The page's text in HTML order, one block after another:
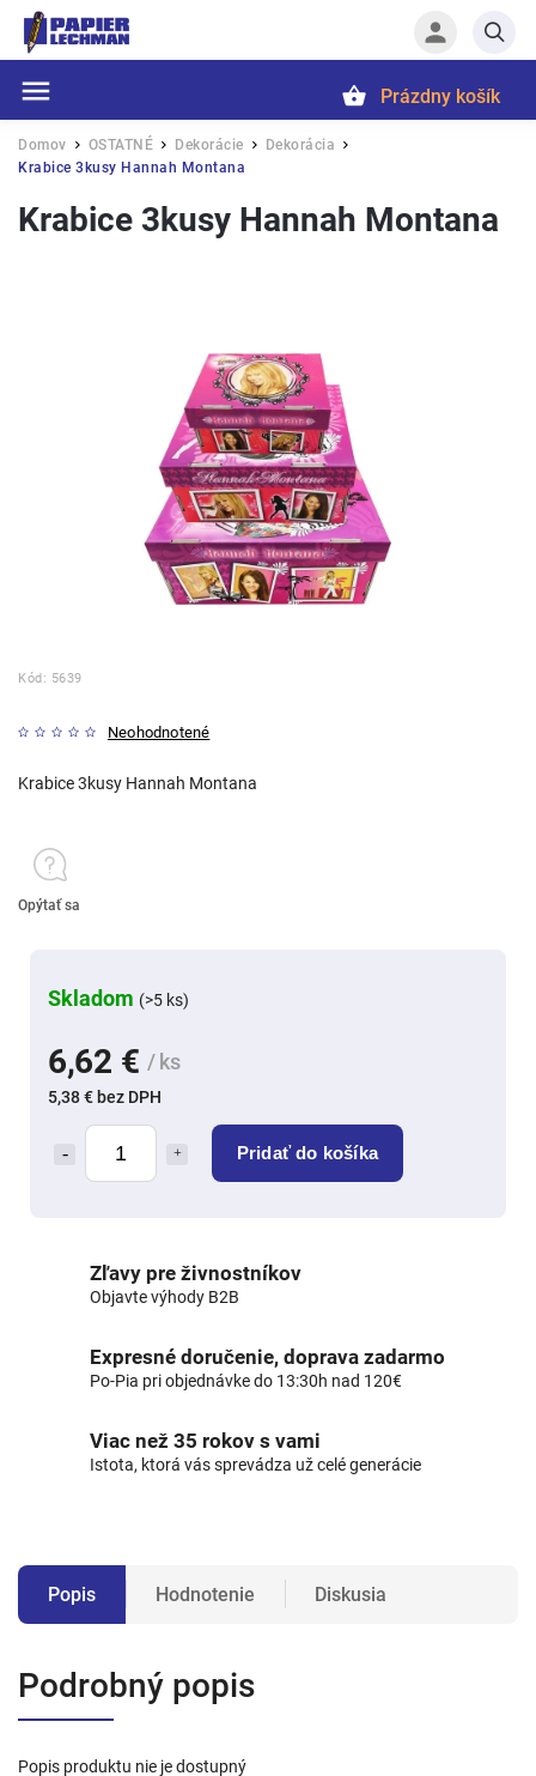
Hľadať
Prázdny košík
Domov / OSTATNÉ / Dekorácie / Dekorácia /
Krabice 3kusy Hannah Montana
Krabice 3kusy Hannah Montana
Kód: 5639
Neohodnotené
6,62 € / ks
5,38 € bez DPH
Pridať do košíka
Skladom (>5 ks)
Krabice 3kusy Hannah Montana
Opýtať sa
Zľavy pre živnostníkov
Objavte výhody B2B
Expresné doručenie, doprava zadarmo
Po-Pia pri objednávke do 13:30h nad 120€
Viac než 35 rokov s vami
Istota, ktorá vás sprevádza už celé generácie
Popis Hodnotenie Diskusia
Podrobný popis
Popis produktu nie je dostupný